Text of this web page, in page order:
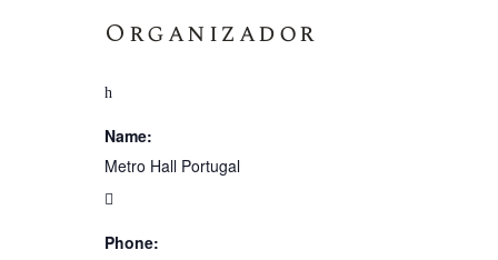
Organizador
Name:
Metro Hall Portugal
Phone: